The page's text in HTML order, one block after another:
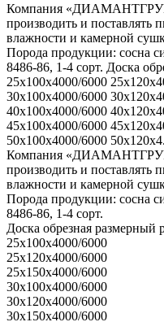
Компания
производить и поставлять
влажности и камерной
Порода продукции: сосна
8486-86, 1-4 сорт. Доска
25х100х4000/6000
30х100х4000/6000
40х100х4000/6000
45х100х4000/6000
50х100х4000/6000
Компания
производить и поставлять
влажности и камерной
Порода продукции: сосна
8486-86, 1-4 сорт.
Доска обрезная размерный
25х100х4000/6000
25х120х4000/6000
25х150х4000/6000
30х100х4000/6000
30х120х4000/6000
30х150х4000/6000